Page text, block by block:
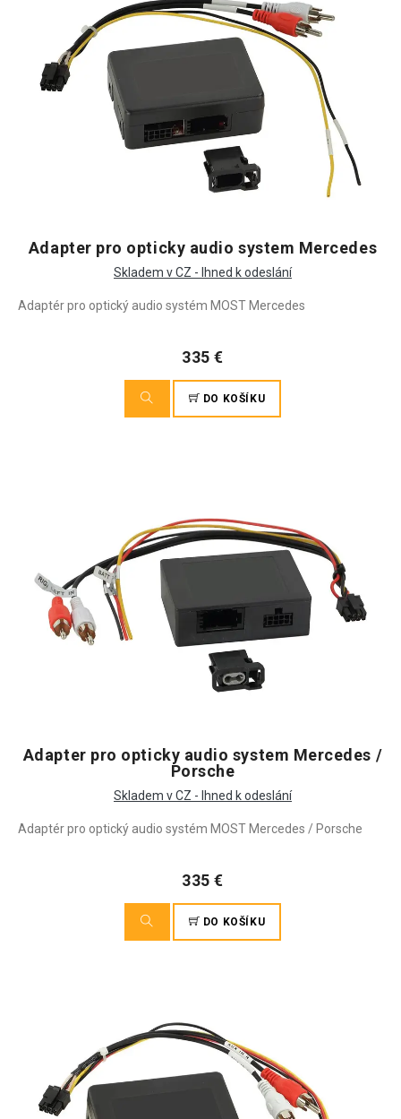
Adapter pro opticky audio system Mercedes
Skladem v CZ - Ihned k odeslání
Adaptér pro optický audio systém MOST Mercedes
335 €
DO KOŠÍKU
Adapter pro opticky audio system Mercedes /
Porsche
Skladem v CZ - Ihned k odeslání
Adaptér pro optický audio systém MOST Mercedes / Porsche
335 €
DO KOŠÍKU